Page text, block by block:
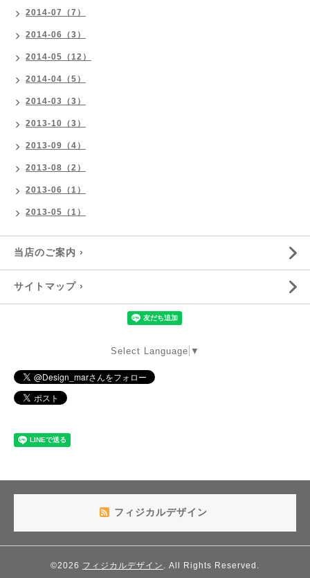
2014-07（7）
2014-06（3）
2014-05（12）
2014-04（5）
2014-03（3）
2013-10（3）
2013-09（4）
2013-08（2）
2013-06（1）
2013-05（1）
当店のご案内 ›
サイトマップ ›
Select Language ▼
フィジカルデザイン
©2026 フィジカルデザイン . All Rights Reserved.